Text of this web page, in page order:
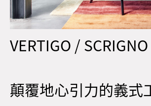
VERTIGO / SCRIGNO
顛覆地心引力的義式